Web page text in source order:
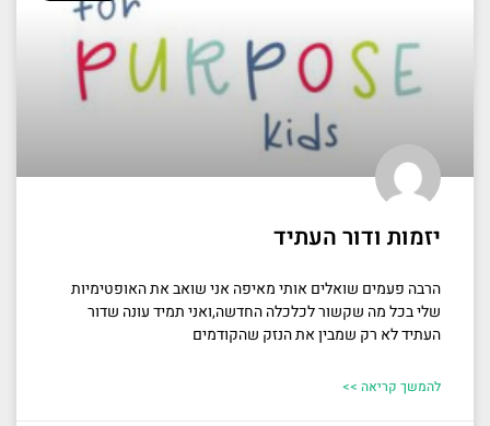
יזמות ודור העתיד
הרבה פעמים שואלים אותי מאיפה אני שואב את האופטימיות
שלי בכל מה שקשור לכלכלה החדשה,ואני תמיד עונה שדור
העתיד לא רק שמבין את הנזק שהקודמים
להמשך קריאה >>